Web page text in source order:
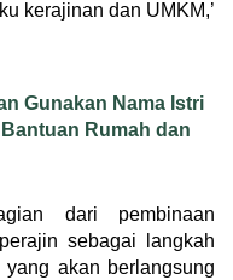
kerajinan dan UMKM,’
Gunakan Nama Istri
Rumah dan
dari pembinaan
sebagai langkah
akan berlangsung